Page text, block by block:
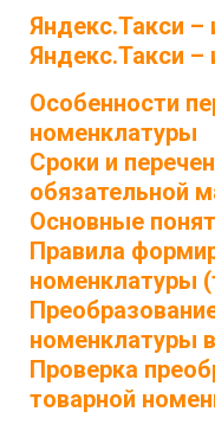
Яндекс.Такси –
Яндекс.Такси –
Особенности
номенклатуры
Сроки и
обязательной
Основные
Правила
номенклатуры
номенклатуры
Проверка
товарной